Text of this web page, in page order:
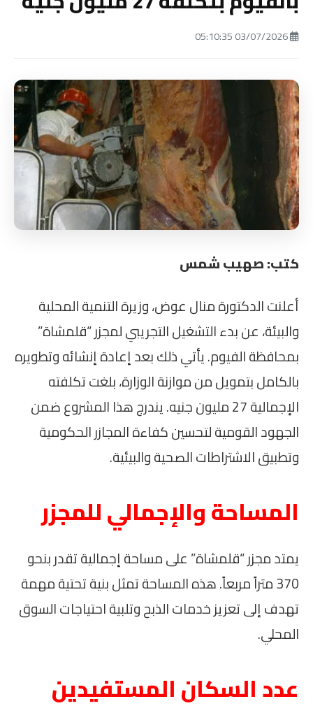
كتب: صهيب شمس
أعلنت الدكتورة منال عوض، وزيرة التنمية المحلية
والبيئة، عن بدء التشغيل التجريبي لمجزر “قلمشاة”
بمحافظة الفيوم. يأتي ذلك بعد إعادة إنشائه وتطويره
بالكامل بتمويل من موازنة الوزارة، بلغت تكلفته
الإجمالية 27 مليون جنيه. يندرج هذا المشروع ضمن
الجهود القومية لتحسين كفاءة المجازر الحكومية
وتطبيق الاشتراطات الصحية والبيئية.
المساحة والإجمالي للمجزر
يمتد مجزر “قلمشاة” على مساحة إجمالية تقدر بنحو
370 متراً مربعاً. هذه المساحة تمثل بنية تحتية مهمة
تهدف إلى تعزيز خدمات الذبح وتلبية احتياجات السوق
المحلي.
عدد السكان المستفيدين